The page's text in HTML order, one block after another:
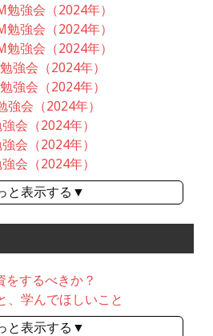
勉強会（2024年）
勉強会（2024年）
勉強会（2024年）
強会（2024年）
強会（2024年）
強会（2024年）
会（2024年）
会（2024年）
会（2024年）
と表示する▼
をするべきか？
、学んでほしいこと
と表示する▼